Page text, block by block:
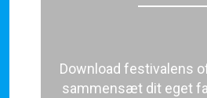
Download festivalens
sammensæt dit eget